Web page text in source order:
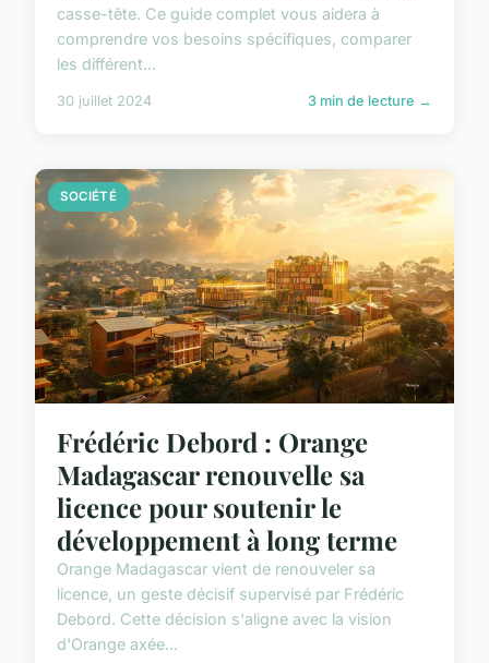
casse-tête. Ce guide complet vous aidera à
comprendre vos besoins spécifiques, comparer
les différent...
30 juillet 2024 3 min de lecture →
SOCIÉTÉ
Frédéric Debord : Orange
Madagascar renouvelle sa
licence pour soutenir le
développement à long terme
Orange Madagascar vient de renouveler sa
licence, un geste décisif supervisé par Frédéric
Debord. Cette décision s'aligne avec la vision
d'Orange axée...